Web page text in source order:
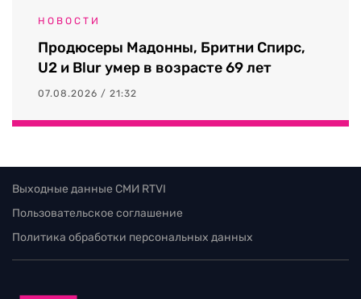
НОВОСТИ
Продюсеры Мадонны, Бритни Спирс,
U2 и Blur умер в возрасте 69 лет
07.08.2026 / 21:32
Выходные данные СМИ RTVI
Пользовательское соглашение
Политика обработки персональных данных